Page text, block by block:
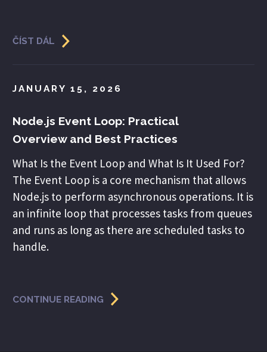
ČÍST DÁL
JANUARY 15, 2026
Node.js Event Loop: Practical
Overview and Best Practices
What Is the Event Loop and What Is It Used For?
The Event Loop is a core mechanism that allows
Node.js to perform asynchronous operations. It is
an infinite loop that processes tasks from queues
and runs as long as there are scheduled tasks to
handle.
CONTINUE READING